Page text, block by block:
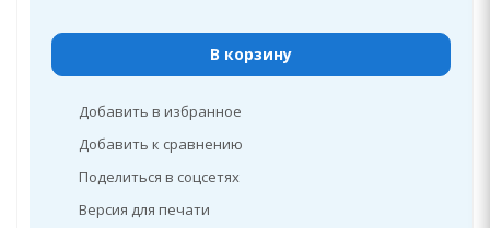
В корзину
Добавить в избранное
Добавить к сравнению
Поделиться в соцсетях
Версия для печати